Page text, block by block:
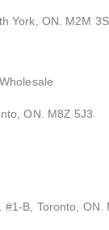
York, ON. M2M
ON. M8Z 5J3
#1-B, Toronto, ON.